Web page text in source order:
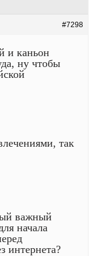
#7298
и каньон
ну чтобы
так
важный
начала
интернета?